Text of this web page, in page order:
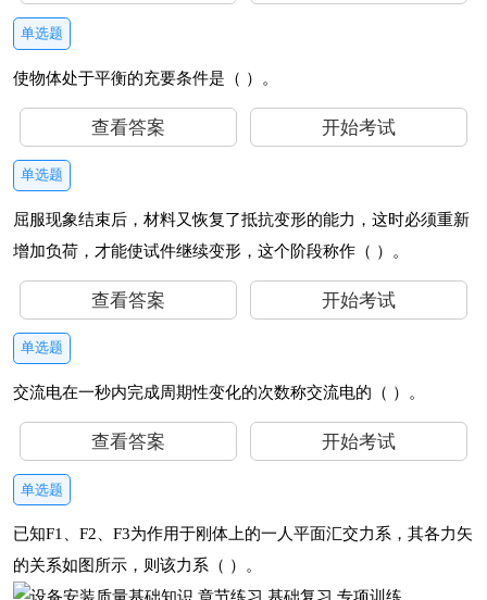
单选题
使物体处于平衡的充要条件是（ ）。
查看答案 开始考试
单选题
屈服现象结束后，材料又恢复了抵抗变形的能力，这时必须重新
增加负荷，才能使试件继续变形，这个阶段称作（ ）。
查看答案 开始考试
单选题
交流电在一秒内完成周期性变化的次数称交流电的（ ）。
查看答案 开始考试
单选题
已知F1、F2、F3为作用于刚体上的一人平面汇交力系，其各力矢
的关系如图所示，则该力系（ ）。